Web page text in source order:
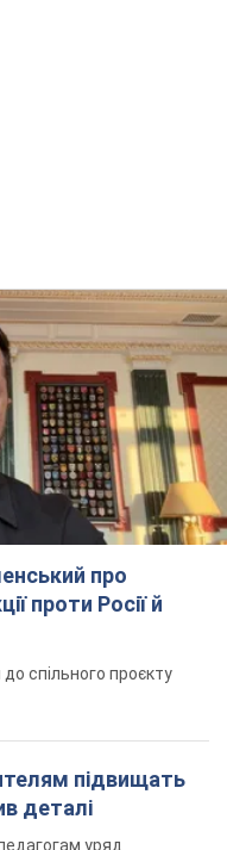
про
проти Росії й
спільного проєкту
підвищать
деталі
уряд